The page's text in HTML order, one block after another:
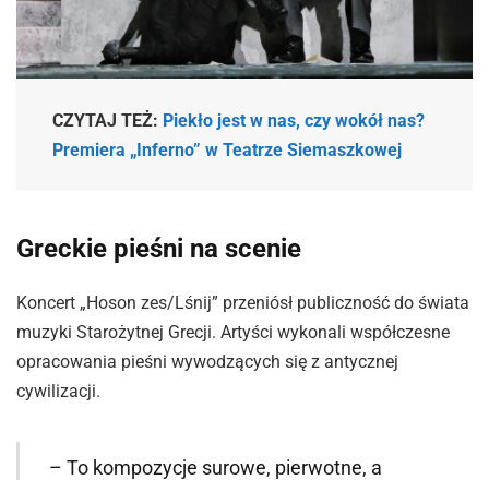
CZYTAJ TEŻ: Piekło jest w nas, czy wokół nas?
Premiera „Inferno” w Teatrze Siemaszkowej
Greckie pieśni na scenie
Koncert „Hoson zes/Lśnij” przeniósł publiczność do świata
muzyki Starożytnej Grecji. Artyści wykonali współczesne
opracowania pieśni wywodzących się z antycznej
cywilizacji.
– To kompozycje surowe, pierwotne, a